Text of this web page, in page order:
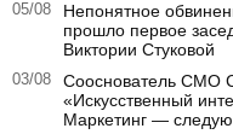
05/08
Непонятное
прошло первое
Виктории Стуковой
03/08
Сооснователь CMO
«Искусственный
Маркетинг —